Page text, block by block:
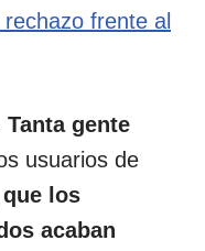
frente al
Tanta gente
usuarios de
que los
acaban